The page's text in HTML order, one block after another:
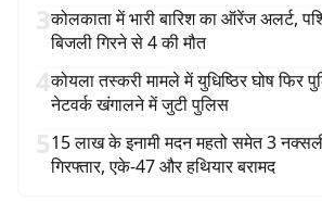
3कोलकाता में भारी बारिश का ऑरेंज अलर्ट,
बिजली गिरने से 4 की मौत
4कोयला तस्करी मामले में युधिष्ठिर घोष फिर
नेटवर्क खंगालने में जुटी पुलिस
515 लाख के इनामी मदन महतो समेत 3
गिरफ्तार, एके-47 और हथियार बरामद